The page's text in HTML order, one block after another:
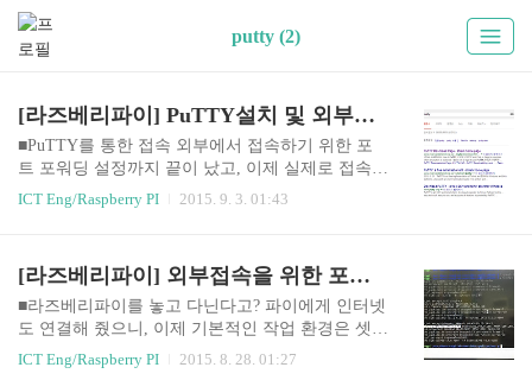
putty (2)
[라즈베리파이] PuTTY설치 및 외부접속
■PuTTY를 통한 접속 외부에서 접속하기 위한 포
트 포워딩 설정까지 끝이 났고, 이제 실제로 접속해
보려고 합니다. 간단하게 아래 가이드를 따라서 Pu
TTY를 설치하고, 접속 해보도록 하겠습니다. 순서
면 아래와 같은 설정창이 나타납니다. 파란색 박스
안에 공유기 IP주소와 아까 위에서 포트포워딩 설
정한 외부포트번호를 입력하고, Open하면 연결이
경고창이 뜨는데 Yes눌러주시면 다음과 같이 로그
ICT Eng/Raspberry PI 2015. 9. 3. 01:43
[라즈베리파이] 외부접속을 위한 포트포워딩
■라즈베리파이를 놓고 다닌다고? 파이에게 인터넷
도 연결해 줬으니, 이제 기본적인 작업 환경은 셋팅
이 되었다고 볼 수 있습니다. 허나, 매번 파이를 들
고 다니면서 키보드, 마우스, 모니터 심지어 무선인
ICT Eng/Raspberry PI 2015. 8. 28. 01:27